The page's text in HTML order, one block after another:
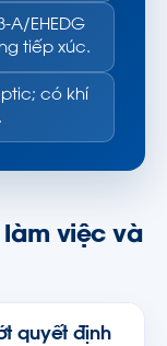
A/EHEDG
tiếp xúc.
có khí
việc và
quyết định